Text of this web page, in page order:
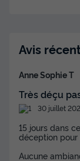
Avis
Anne Sophie T
Très déçu
30 juillet
15 jours dans
déception pour
Aucune